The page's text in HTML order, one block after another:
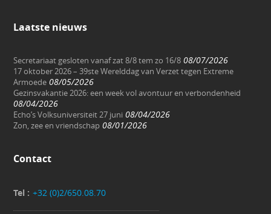
Laatste nieuws
Secretariaat gesloten vanaf zat 8/8 tem zo 16/8 08/07/2026
17 oktober 2026 – 39ste Werelddag van Verzet tegen Extreme
Armoede 08/05/2026
Gezinsvakantie 2026: een week vol avontuur en verbondenheid
08/04/2026
Echo’s Volksuniversiteit 27 juni 08/04/2026
Zon, zee en vriendschap 08/01/2026
Contact
Tel : +32 (0)2/650.08.70